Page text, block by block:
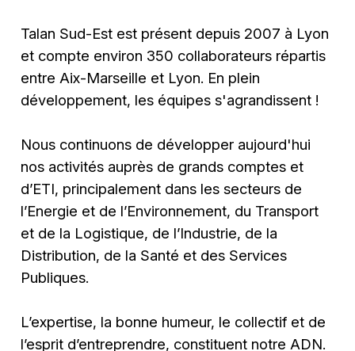
Talan Sud-Est est présent depuis 2007 à Lyon
et compte environ 350 collaborateurs répartis
entre Aix-Marseille et Lyon. En plein
développement, les équipes s'agrandissent !
Nous continuons de développer aujourd'hui
nos activités auprès de grands comptes et
d’ETI, principalement dans les secteurs de
l’Energie et de l’Environnement, du Transport
et de la Logistique, de l’Industrie, de la
Distribution, de la Santé et des Services
Publiques.
L’expertise, la bonne humeur, le collectif et de
l’esprit d’entreprendre, constituent notre ADN.